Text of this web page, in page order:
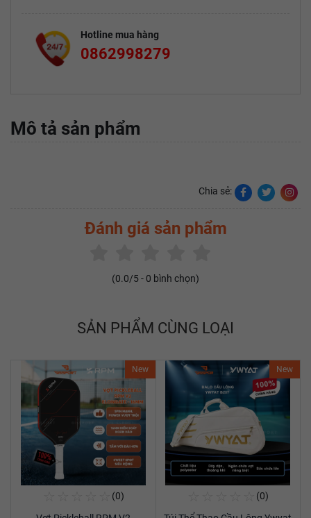
Hotline mua hàng
0862998279
Mô tả sản phẩm
Chia sẻ:
Đánh giá sản phẩm
(0.0/5 - 0 bình chọn)
SẢN PHẨM CÙNG LOẠI
New
(0)
New
(0)